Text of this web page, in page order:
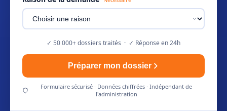
✓ 50 000+ dossiers traités · ✓ Réponse en 24h
Préparer mon dossier
Formulaire sécurisé · Données chiffrées · Indépendant de
l'administration